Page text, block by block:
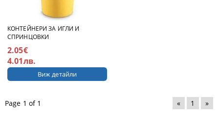
КОНТЕЙНЕРИ ЗА ИГЛИ И
СПРИНЦОВКИ
2.05€
4.01лв.
Виж детайли
Page 1 of 1 « 1 »